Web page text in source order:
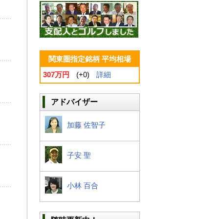
関東圏指定銘柄 平均相場
307万円
(+0) 詳細
アドバイザー
加藤 佐智子
子安 聖
小林 百合